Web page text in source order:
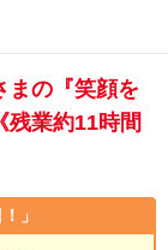
まの『笑顔を
残業約11時間
」